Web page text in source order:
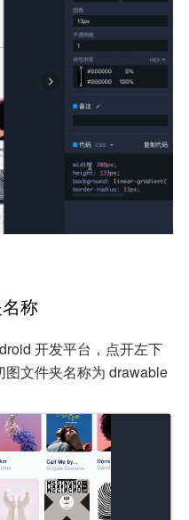
称
开发平台，点开左下
文件夹名称为 drawable